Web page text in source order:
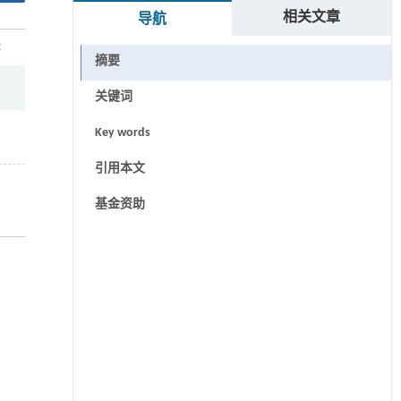
导航 相关文章
摘要
关键词
Key words
引用本文
基金资助